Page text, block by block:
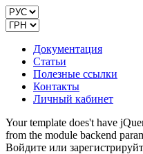
Документация
Статьи
Полезные ссылки
Контакты
Личный кабинет
Your template does't have
from the module backend
Войдите или